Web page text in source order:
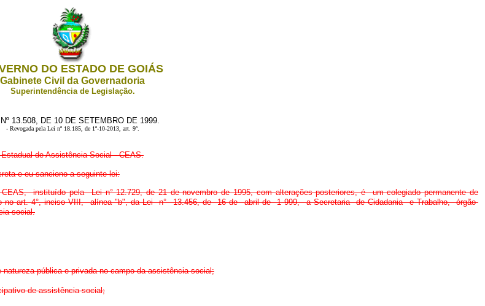
DO ESTADO DE GOIÁS
Gabinete Civil da Governadoria
Superintendência de Legislação.
13.508, DE 10 DE SETEMBRO DE 1999.
- Revogada pela Lei nº 18.185, de 1º-10-2013, art. 9º.
de Assistência Social - CEAS.
e eu sanciono a seguinte lei:
instituído pela Lei n° 12.729, de 21 de novembro de 1995, com alterações posteriores, é um colegiado permanente de
no art. 4°, inciso VIII, alínea "b", da Lei n° 13.456, de 16 de abril de 1 999, a Secretaria de Cidadania e Trabalho, órgão
social.
pública e privada no campo da assistência social;
de assistência social;